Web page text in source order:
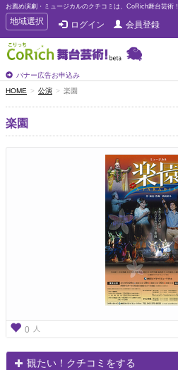
お薦め演劇・ミュージカルのクチコミは、CoRich舞台芸術！
T
o
g
g
e
n
a
v
i
地域選択 ログイン 会員登録
バナー広告お申込み
HOME 公演 楽園
楽園
0 人
観たい！クチコミをする